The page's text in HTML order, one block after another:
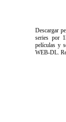
Descargar
series por
películas y
WEB-DL.